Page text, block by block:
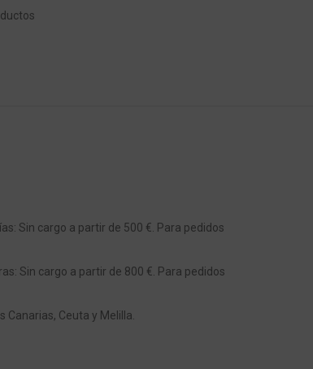
Sin cargo a partir de 500 €. Para pedidos
Sin cargo a partir de 800 €. Para pedidos
Ceuta y Melilla.